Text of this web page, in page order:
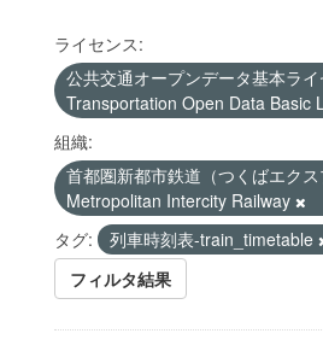
ライセンス:
公共交通オープンデータ基本ラ
Transportation Open Data Basic
組織:
首都圏新都市鉄道（つくばエク
Metropolitan Intercity Railway
タグ:
列車時刻表-train_timetable
フィルタ結果